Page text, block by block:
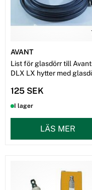
AVANT
List för glasdörr till
DLX LX hytter med
125 SEK
I lager
LÄS MER